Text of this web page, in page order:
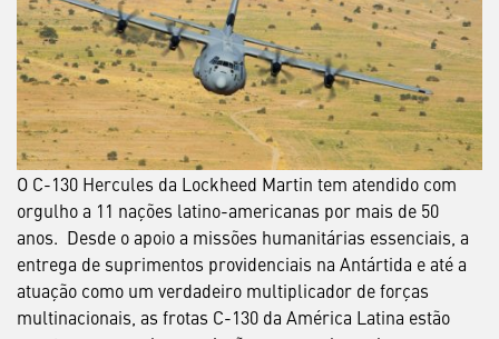
O C-130 Hercules da Lockheed Martin tem atendido com
orgulho a 11 nações latino-americanas por mais de 50
anos. Desde o apoio a missões humanitárias essenciais, a
entrega de suprimentos providenciais na Antártida e até a
atuação como um verdadeiro multiplicador de forças
multinacionais, as frotas C-130 da América Latina estão